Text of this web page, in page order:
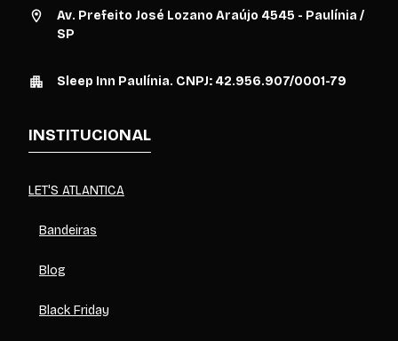
Av. Prefeito José Lozano Araújo 4545 - Paulínia /
SP
Sleep Inn Paulínia. CNPJ: 42.956.907/0001-79
INSTITUCIONAL
LET'S ATLANTICA
Bandeiras
Blog
Black Friday